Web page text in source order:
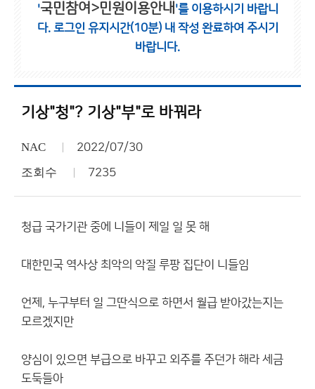
'국민참여>민원이용안내 '를 이용하시기 바랍니
다. 로그인 유지시간(10분) 내 작성 완료하여 주시기
바랍니다.
기상"청"? 기상"부"로 바꿔라
NAC 2022/07/30
조회수 7235
청급 국가기관 중에 니들이 제일 일 못 해
대한민국 역사상 최악의 악질 루팡 집단이 니들임
언제, 누구부터 일 그딴식으로 하면서 월급 받아갔는지는
모르겠지만
양심이 있으면 부급으로 바꾸고 외주를 주던가 해라 세금
도둑들아